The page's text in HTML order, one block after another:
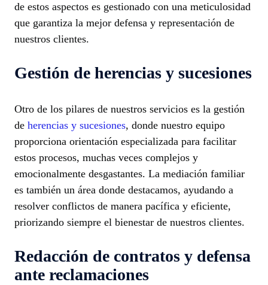
de estos aspectos es gestionado con una meticulosidad
que garantiza la mejor defensa y representación de
nuestros clientes.
Gestión de herencias y sucesiones
Otro de los pilares de nuestros servicios es la gestión
de herencias y sucesiones, donde nuestro equipo
proporciona orientación especializada para facilitar
estos procesos, muchas veces complejos y
emocionalmente desgastantes. La mediación familiar
es también un área donde destacamos, ayudando a
resolver conflictos de manera pacífica y eficiente,
priorizando siempre el bienestar de nuestros clientes.
Redacción de contratos y defensa
ante reclamaciones